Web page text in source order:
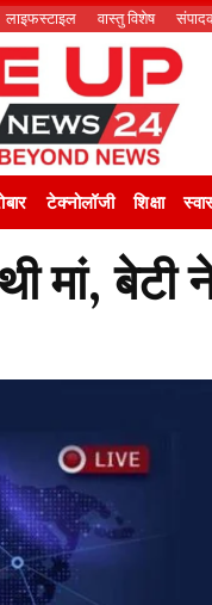
लाइफस्टाइल वास्तु विशेष
टेक्नोलॉजी शिक्षा
मां, बेटी